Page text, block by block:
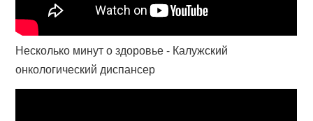
Несколько минут о здоровье - Калужский
онкологический диспансер